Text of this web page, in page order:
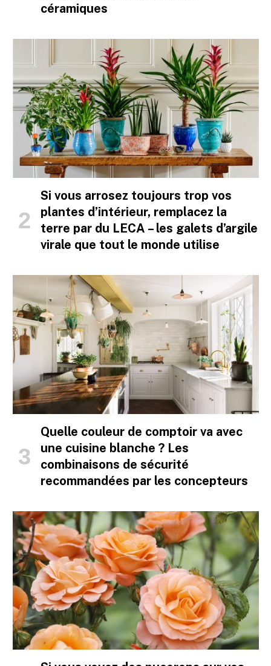
céramiques
Si vous arrosez toujours trop vos
plantes d’intérieur, remplacez la
terre par du LECA – les galets d’argile
virale que tout le monde utilise
Quelle couleur de comptoir va avec
une cuisine blanche ? Les
combinaisons de sécurité
recommandées par les concepteurs